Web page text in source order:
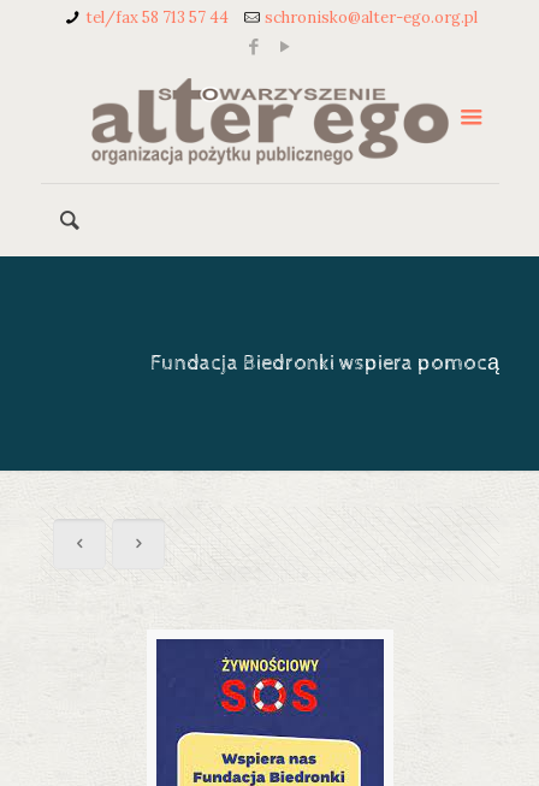
tel/fax 58 713 57 44 schronisko@alter-ego.org.pl
Fundacja Biedronki wspiera pomocą